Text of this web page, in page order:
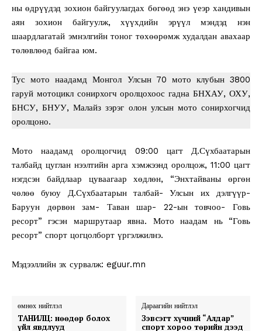
ны өдрүүдэд зохион байгуулагдах бөгөөд энэ үеэр хандивын
аян зохион байгуулж, хүүхдийн эрүүл мэндэд нэн
шаардлагатай эмнэлгийн тоног төхөөрөмж худалдан авахаар
төлөвлөөд байгаа юм.
Тус мото наадамд Монгол Улсын 70 мото клубын 3800
гаруй мотоцикл сонирхогч оролцохоос гадна БНХАУ, ОХУ,
БНСУ, БНУУ, Малайз зэрэг олон улсын мото сонирхогчид
оролцоно.
Мото наадамд оролцогчид 09:00 цагт Д.Сүхбаатарын
талбайд цуглан нээлтийн арга хэмжээнд оролцож, 11:00 цагт
нэгдсэн байдлаар цуваагаар хөдлөн, “Энхтайваны өргөн
чөлөө буюу Д.Сүхбаатарын талбай- Улсын их дэлгүүр-
Баруун дөрвөн зам- Таван шар- 22-ын товчоо- Говь
ресорт” гэсэн маршрутаар явна. Мото наадам нь “Говь
ресорт” спорт цогцолборт үргэлжилнэ.
Мэдээллийн эх сурвалж: eguur.mn
өмнөх нийтлэл
ТАНИЛЦ: Өнөөдөр болох
үйл явдлууд
Дараагийн нийтлэл
Зэвсэгт хүчний “Алдар”
спорт хороо төрийн дээд